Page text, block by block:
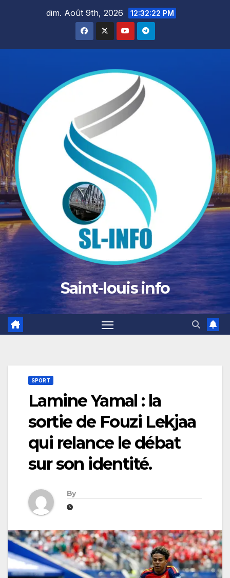
dim. Août 9th, 2026 12:32:23 PM
Saint-louis info
SPORT
Lamine Yamal : la
sortie de Fouzi Lekjaa
qui relance le débat
sur son identité.
By